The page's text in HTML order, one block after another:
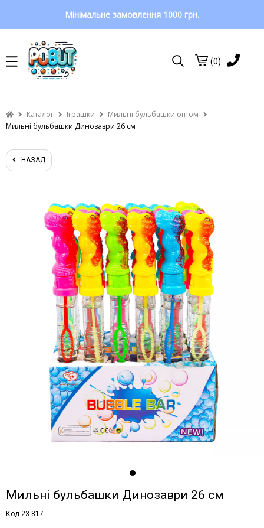
Мінімальне замовлення 1000 грн.
(0)
Каталог Іграшки
Мильні бульбашки оптом
Мильні бульбашки Динозаври 26 см
НАЗАД
Мильні бульбашки Динозаври 26 см
Код 23-817